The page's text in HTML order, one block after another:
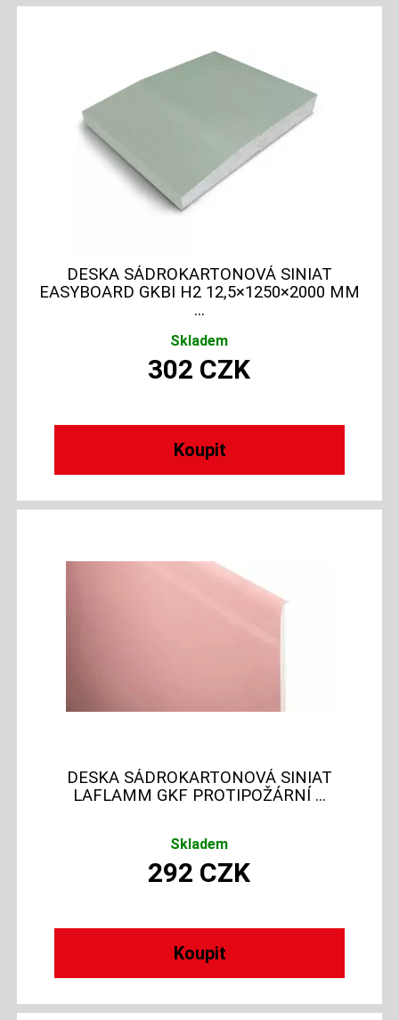
DESKA SÁDROKARTONOVÁ SINIAT
EASYBOARD GKBI H2 12,5×1250×2000 MM
...
Skladem
302 CZK
DESKA SÁDROKARTONOVÁ SINIAT
LAFLAMM GKF PROTIPOŽÁRNÍ ...
Skladem
292 CZK